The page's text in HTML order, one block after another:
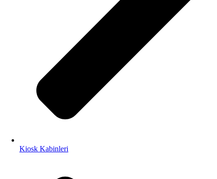
Kiosk Kabinleri